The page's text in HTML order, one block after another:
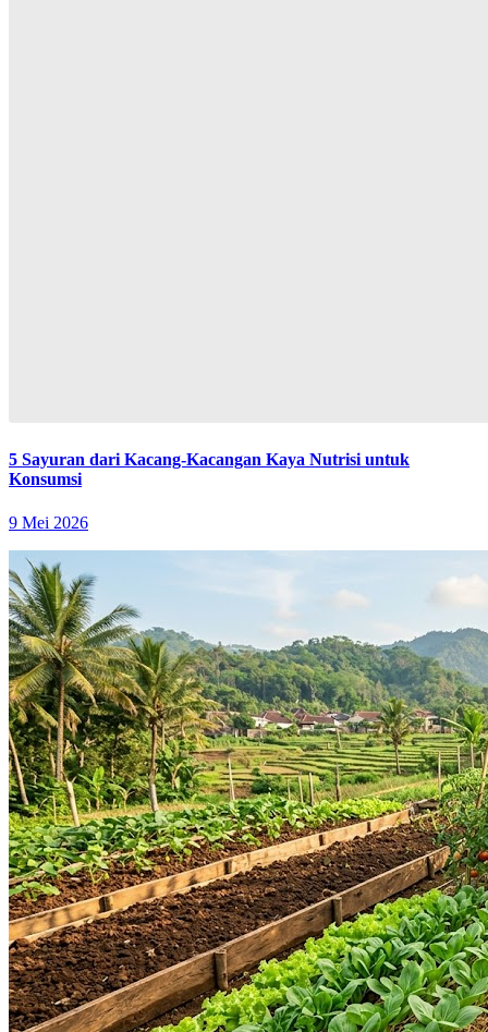
5 Sayuran dari Kacang-Kacangan Kaya Nutrisi untuk
Konsumsi
9 Mei 2026